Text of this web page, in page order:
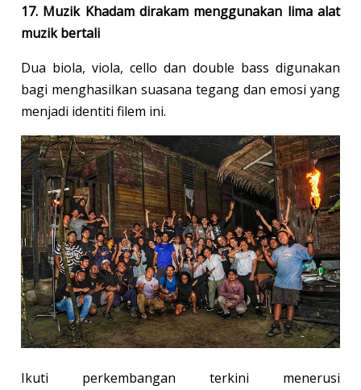
17. Muzik Khadam dirakam menggunakan lima alat
muzik bertali
Dua biola, viola, cello dan double bass digunakan
bagi menghasilkan suasana tegang dan emosi yang
menjadi identiti filem ini.
Ikuti perkembangan terkini menerusi